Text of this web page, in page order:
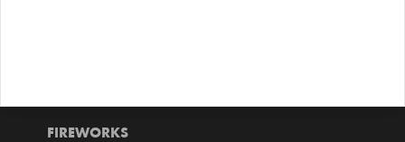
FIREWORKS